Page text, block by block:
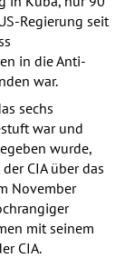
Regierung seit
in die Anti-
war.
sechs
war und
wurde,
der CIAüber das
November
mit seinem
CIA.